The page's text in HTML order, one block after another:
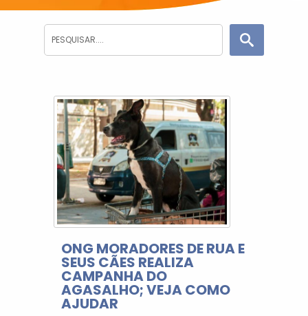
ONG MORADORES DE RUA E
SEUS CÃES REALIZA
CAMPANHA DO
AGASALHO; VEJA COMO
AJUDAR